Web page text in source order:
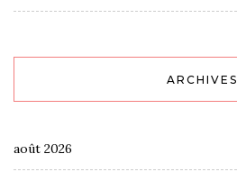
ARCHIVES
août 2026